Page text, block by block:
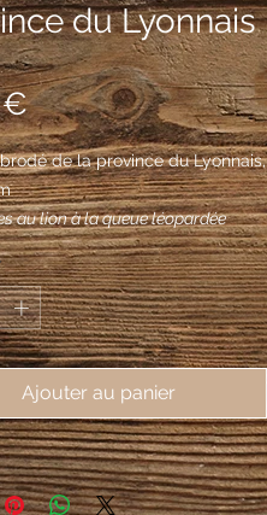
du Lyonnais
€Prix
de la province du Lyonnais,
au lion à la queue léopardée
chef cousu d'azur chargé de
de lys d'or.
Ajouter au panier